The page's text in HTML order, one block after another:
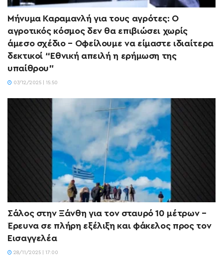
Μήνυμα Καραμανλή για τους αγρότες: Ο
αγροτικός κόσμος δεν θα επιβιώσει χωρίς
άμεσο σχέδιο – Οφείλουμε να είμαστε ιδιαίτερα
δεκτικοί “Εθνική απειλή η ερήμωση της
υπαίθρου”
07/12/2025 | 15:50
Σάλος στην Ξάνθη για τον σταυρό 10 μέτρων –
Έρευνα σε πλήρη εξέλιξη και φάκελος προς τον
Εισαγγελέα
28/11/2025 | 17:00